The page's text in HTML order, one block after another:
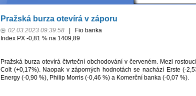
Pražská burza otevírá v záporu
02.03.2023 09:39:58
Fio banka
Index PX -0,81 % na 1409,89
Pražská burza otevírá čtvrteční obchodování v červeném. Mezi
Colt (+0,17%). Naopak v záporných hodnotách se nachází Erste (-
Energy (-0,90 %), Philip Morris (-0,46 %) a Komerční banka (-0,07 %).